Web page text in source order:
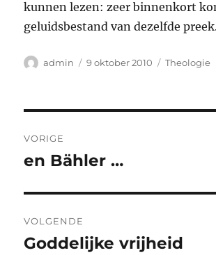
kunnen lezen: zeer binnenkort
geluidsbestand van dezelfde
Auteur
admin
Geplaatst
9 oktober 2010 Categorieën
Theologie
navigatie
VORIGE
Vorig
en Bähler …
VOLGENDE
Volgend
Goddelijke vrijheid